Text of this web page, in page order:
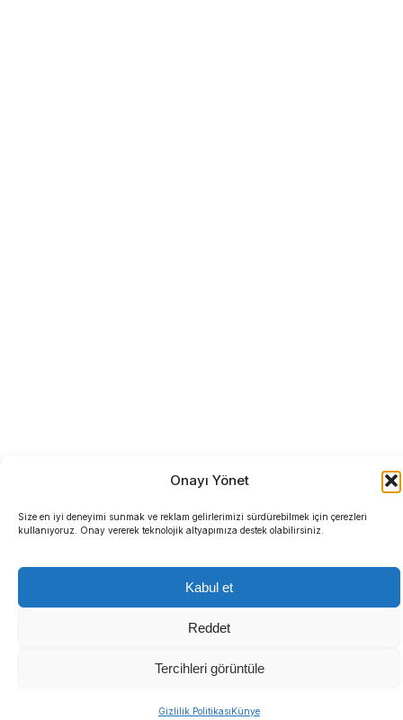
Onayı Yönet
Size en iyi deneyimi sunmak ve reklam gelirlerimizi sürdürebilmek için çerezleri
kullanıyoruz. Onay vererek teknolojik altyapımıza destek olabilirsiniz.
Kabul et
Reddet
Tercihleri görüntüle
Gizlilik PolitikasıKünye